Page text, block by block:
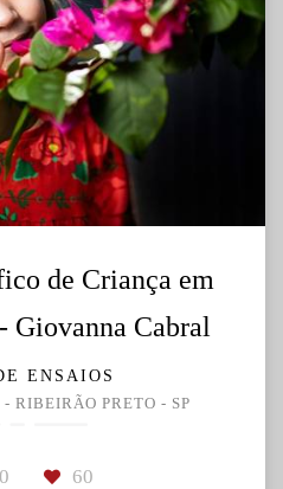
de Criança em
Giovanna Cabral
ENSAIOS
RIBEIRÃO PRETO - SP
60